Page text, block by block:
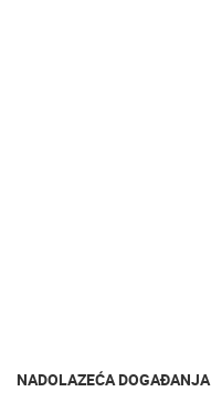
NADOLAZEĆA DOGAĐANJA